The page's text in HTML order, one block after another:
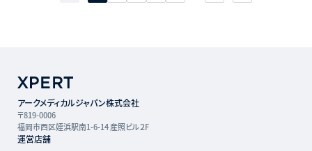
アークメディカルジャパン株式会社
〒819-0006
福岡市西区姪浜駅南1-6-14 産照ビル２F
運営店舗